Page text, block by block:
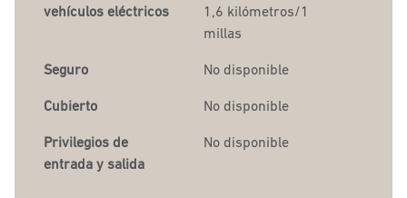
vehículos eléctricos
1,6 kilómetros/1
millas
Seguro No disponible
Cubierto No disponible
Privilegios de
entrada y salida
No disponible